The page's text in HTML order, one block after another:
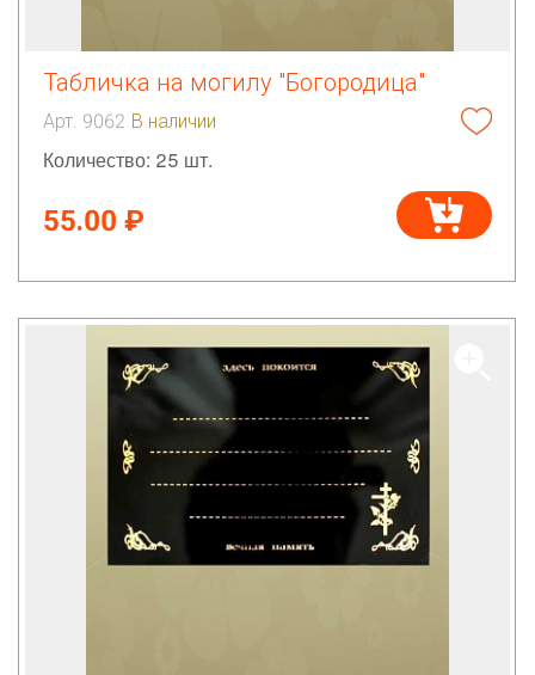
Табличка на могилу "Богородица"
Арт. 9062 В наличии
Количество: 25 шт.
55.00 ₽